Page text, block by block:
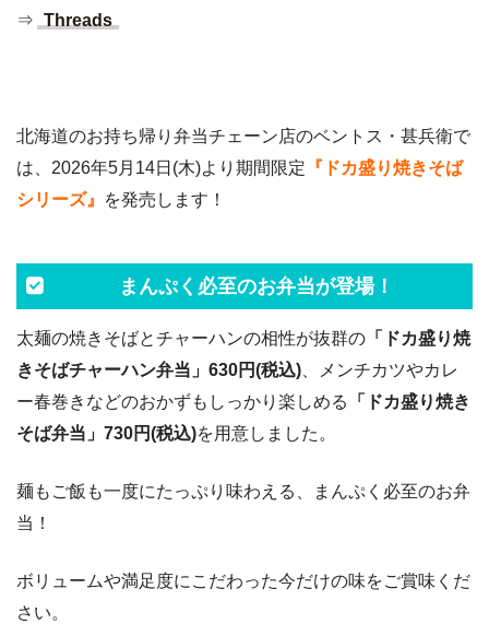
⇒ Threads
北海道のお持ち帰り弁当チェーン店のベントス・甚兵衛で
は、2026年5月14日(木)より期間限定 『ドカ盛り焼きそば
シリーズ』
を発売します！
まんぷく必至のお弁当が登場！
太麺の焼きそばとチャーハンの相性が抜群の 「ドカ盛り焼
きそばチャーハン弁当」630円(税込) 、メンチカツやカレ
ー春巻きなどのおかずもしっかり楽しめる
「ドカ盛り焼き
そば弁当」730円(税込)を用意しました。
麺もご飯も一度にたっぷり味わえる、まんぷく必至のお弁
当！
ボリュームや満足度にこだわった今だけの味をご賞味くだ
さい。